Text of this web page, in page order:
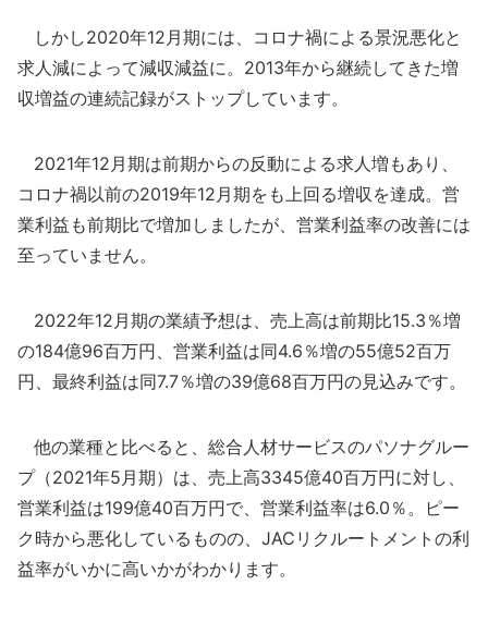
しかし2020年12月期には、コロナ禍による景況悪化と
求人減によって減収減益に。2013年から継続してきた増
収増益の連続記録がストップしています。
2021年12月期は前期からの反動による求人増もあり、
コロナ禍以前の2019年12月期をも上回る増収を達成。営
業利益も前期比で増加しましたが、営業利益率の改善には
至っていません。
2022年12月期の業績予想は、売上高は前期比15.3％増
の184億96百万円、営業利益は同4.6％増の55億52百万
円、最終利益は同7.7％増の39億68百万円の見込みです。
他の業種と比べると、総合人材サービスのパソナグルー
プ（2021年5月期）は、売上高3345億40百万円に対し、
営業利益は199億40百万円で、営業利益率は6.0％。ピー
ク時から悪化しているものの、JACリクルートメントの利
益率がいかに高いかがわかります。